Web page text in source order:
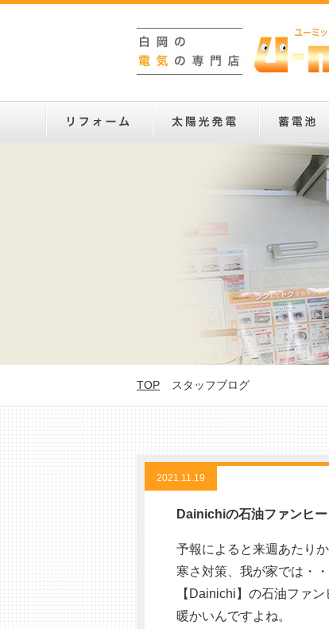
TOP スタッフブログ
2021.11.19
Dainichiの石油ファンヒ
予報によると来週あたり
寒さ対策、我が家では・・
【Dainichi】の石油ファ
暖かいんですよね。